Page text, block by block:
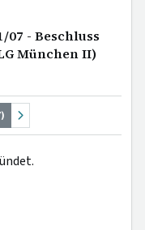
07 - Beschluss
München II)